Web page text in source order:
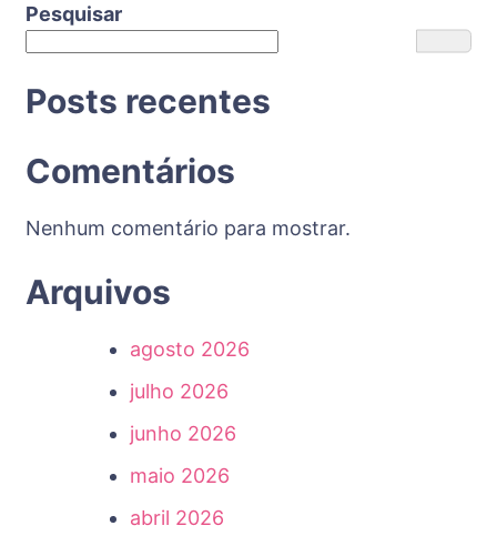
Pesquisar
Posts recentes
Comentários
Nenhum comentário para mostrar.
Arquivos
agosto 2026
julho 2026
junho 2026
maio 2026
abril 2026